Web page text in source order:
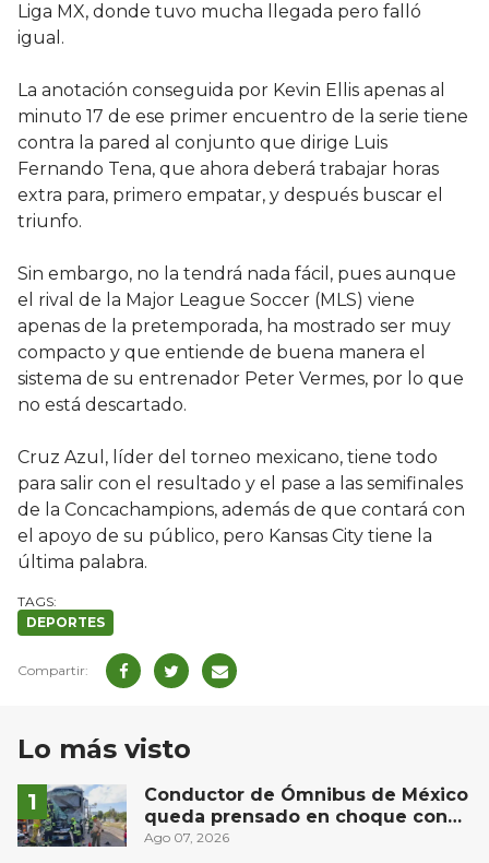
Liga MX, donde tuvo mucha llegada pero falló
igual.
La anotación conseguida por Kevin Ellis apenas al
minuto 17 de ese primer encuentro de la serie tiene
contra la pared al conjunto que dirige Luis
Fernando Tena, que ahora deberá trabajar horas
extra para, primero empatar, y después buscar el
triunfo.
Sin embargo, no la tendrá nada fácil, pues aunque
el rival de la Major League Soccer (MLS) viene
apenas de la pretemporada, ha mostrado ser muy
compacto y que entiende de buena manera el
sistema de su entrenador Peter Vermes, por lo que
no está descartado.
Cruz Azul, líder del torneo mexicano, tiene todo
para salir con el resultado y el pase a las semifinales
de la Concachampions, además de que contará con
el apoyo de su público, pero Kansas City tiene la
última palabra.
DEPORTES
Lo más visto
Conductor de Ómnibus de México
queda prensado en choque con
materialista en San Juan del Río
Ago 07, 2026